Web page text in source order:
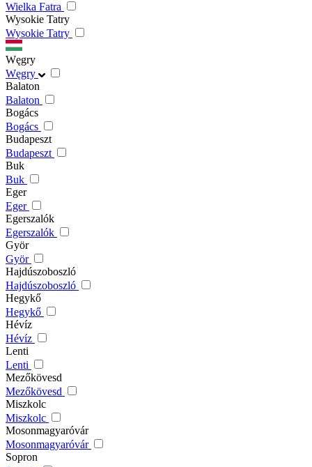
Wielka Fatra
Wysokie Tatry
Wysokie Tatry
Węgry
Węgry
Balaton
Balaton
Bogács
Bogács
Budapeszt
Budapeszt
Buk
Buk
Eger
Eger
Egerszalók
Egerszalók
Györ
Györ
Hajdúszoboszló
Hajdúszoboszló
Hegykő
Hegykő
Hévíz
Hévíz
Lenti
Lenti
Mezőkövesd
Mezőkövesd
Miszkolc
Miszkolc
Mosonmagyaróvár
Mosonmagyaróvár
Sopron